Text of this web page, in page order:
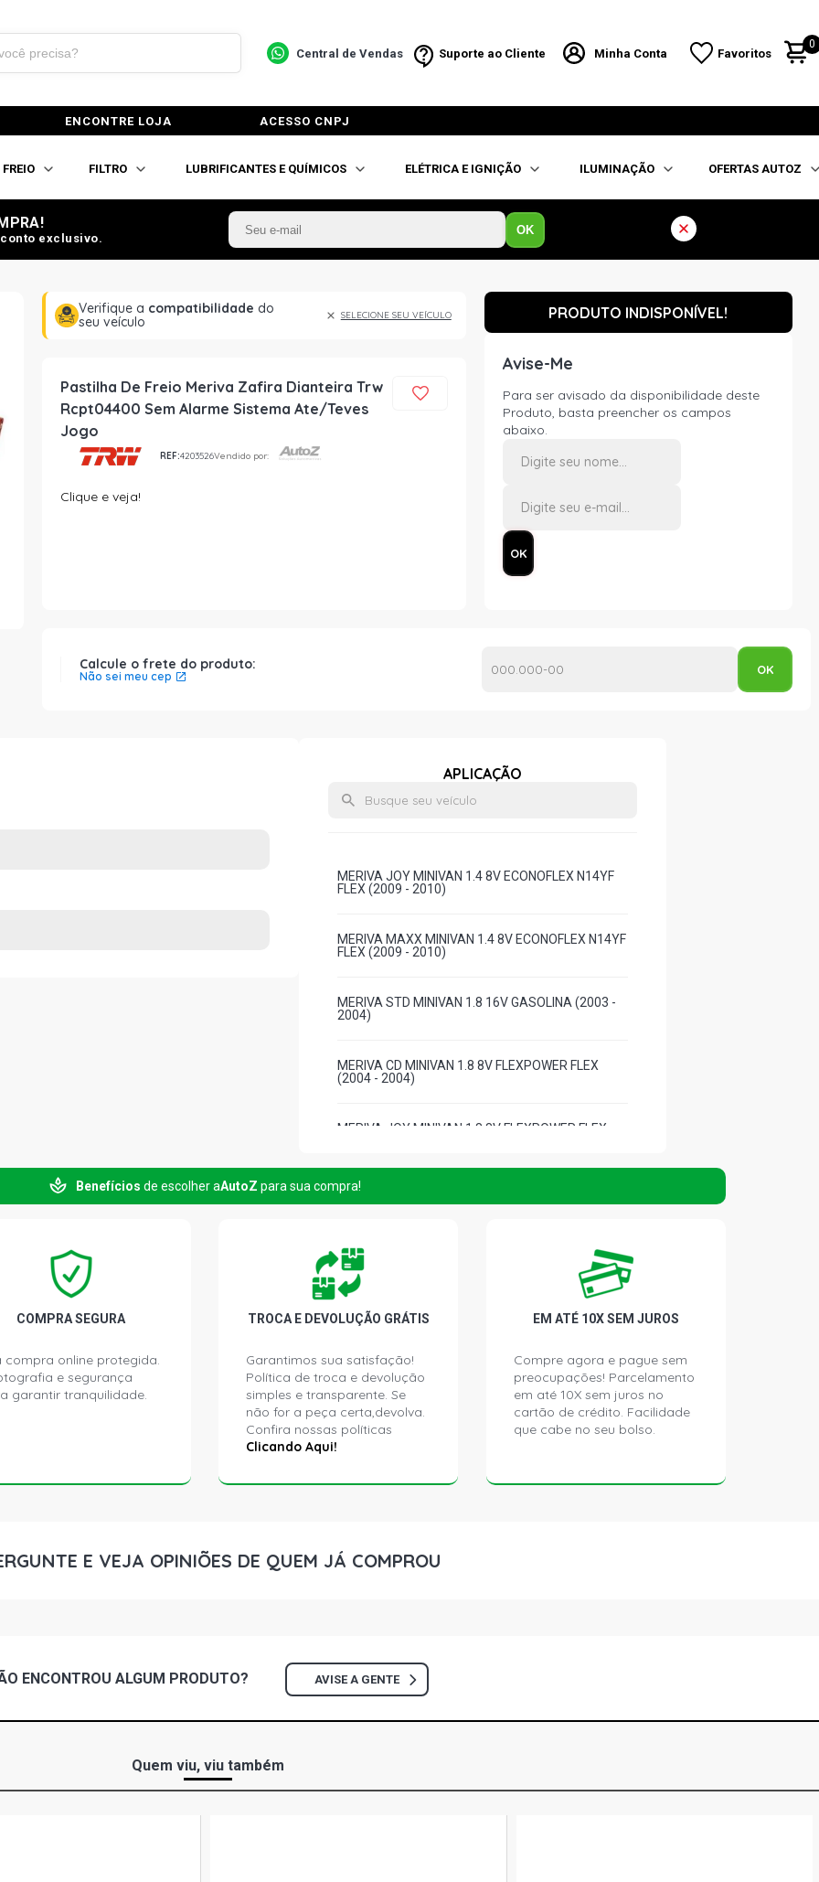
Central de Vendas Suporte ao Cliente Minha Conta Favoritos
0
ENCONTRE LOJA ACESSO CNPJ
FREIO FILTRO LUBRIFICANTES E QUÍMICOS ELÉTRICA E IGNIÇÃO ILUMINAÇÃO OFERTAS AUTOZ
exclusivo.
OK
Verifique a compatibilidade do
seu veículo
SELECIONE SEU VEÍCULO
Pastilha De Freio Meriva Zafira Dianteira Trw
Rcpt04400 Sem Alarme Sistema Ate/Teves
Jogo
REF:4203526Vendido por:
Clique e veja!
PRODUTO INDISPONÍVEL!
Avise-Me
Para ser avisado da disponibilidade deste
Produto, basta preencher os campos
abaixo.
Calcule o frete do produto:
Não sei meu cep
APLICAÇÃO
MERIVA JOY MINIVAN 1.4 8V ECONOFLEX N14YF
FLEX (2009 - 2010)
MERIVA MAXX MINIVAN 1.4 8V ECONOFLEX N14YF
FLEX (2009 - 2010)
MERIVA STD MINIVAN 1.8 16V GASOLINA (2003 -
2004)
MERIVA CD MINIVAN 1.8 8V FLEXPOWER FLEX
(2004 - 2004)
MERIVA JOY MINIVAN 1.8 8V FLEXPOWER FLEX
MERIVA MAXX MINIVAN 1.8 8V FLEXPOWER FLEX
(2005 - 2008)
MERIVA PREMIUM MINIVAN 1.8 8V FLEXPOWER
FLEX (2005 - 2010)
MERIVA STD MINIVAN 1.8 8V GASOLINA (2003 -
2004)
MERIVA CD MINIVAN 1.8 8V GASOLINA (2003 -
2004)
ZAFIRA ELITE MINIVAN 2.0 8V FLEXPOWER FLEX
ZAFIRA STD MINIVAN 2.0 8V GASOLINA (2002 -
Benefícios de escolher aAutoZ para sua compra!
COMPRA SEGURA
compra online protegida.
e segurança
garantir tranquilidade.
TROCA E DEVOLUÇÃO GRÁTIS
Garantimos sua satisfação!
Política de troca e devolução
simples e transparente. Se
não for a peça certa,devolva.
Confira nossas políticas
Clicando Aqui!
EM ATÉ 10X SEM JUROS
Compre agora e pague sem
preocupações! Parcelamento
em até 10X sem juros no
cartão de crédito. Facilidade
que cabe no seu bolso.
E VEJA OPINIÕES DE QUEM JÁ COMPROU
ENCONTROU ALGUM PRODUTO? AVISE A GENTE
Quem viu, viu também